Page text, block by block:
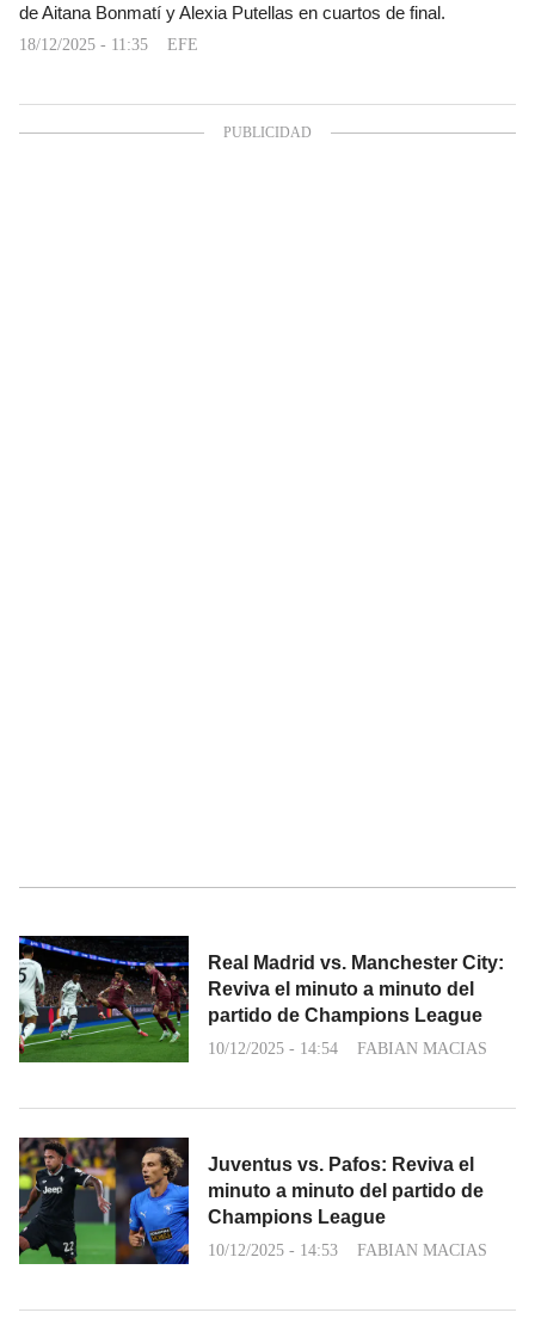
de Aitana Bonmatí y Alexia Putellas en cuartos de final.
18/12/2025 - 11:35 EFE
Real Madrid vs. Manchester City:
Reviva el minuto a minuto del
partido de Champions League
10/12/2025 - 14:54 FABIAN MACIAS
Juventus vs. Pafos: Reviva el
minuto a minuto del partido de
Champions League
10/12/2025 - 14:53 FABIAN MACIAS